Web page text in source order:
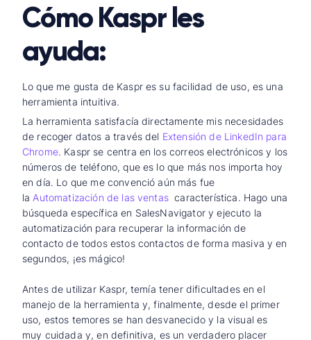
Cómo Kaspr les
ayuda:
Lo que me gusta de Kaspr es su facilidad de uso, es una
herramienta intuitiva.
La herramienta satisfacía directamente mis necesidades
de recoger datos a través del Extensión de LinkedIn para
Chrome. Kaspr se centra en los correos electrónicos y los
números de teléfono, que es lo que más nos importa hoy
en día. Lo que me convenció aún más fue
la Automatización de las ventas característica. Hago una
búsqueda específica en SalesNavigator y ejecuto la
automatización para recuperar la información de
contacto de todos estos contactos de forma masiva y en
segundos, ¡es mágico!
Antes de utilizar Kaspr, temía tener dificultades en el
manejo de la herramienta y, finalmente, desde el primer
uso, estos temores se han desvanecido y la visual es
muy cuidada y, en definitiva, es un verdadero placer